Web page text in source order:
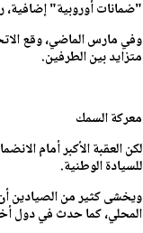
"ضمانات أوروبية" إضافية،
وفي مارس الماضي، وقع
متزايد بين الطرفين.
معركة السمك
لكن العقبة الأكبر أمام
للسيادة الوطنية.
ويخشى كثير من الصيادين
المحلي، كما حدث في دول